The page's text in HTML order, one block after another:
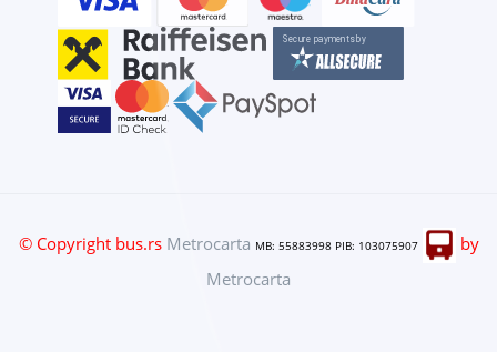
© Copyright bus.rs Metrocarta MB: 55883998 PIB: 103075907
by
Metrocarta